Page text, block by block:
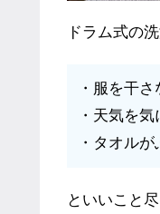
ドラム式の
・服を干
・天気を
・タオル
といいこと尽